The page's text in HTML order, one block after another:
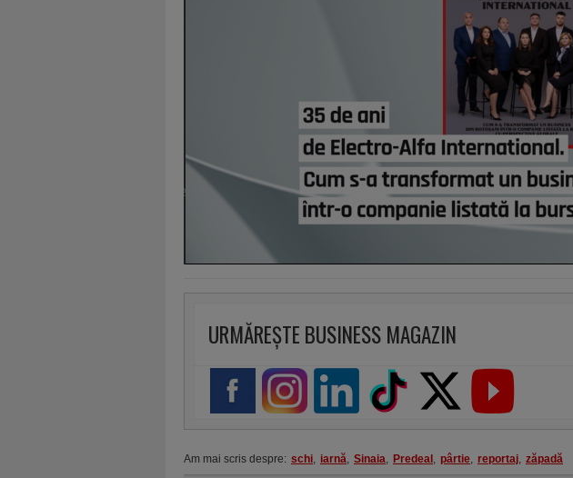
URMĂREȘTE BUSINESS MAGAZIN
Am mai scris despre: schi, iarnă, Sinaia, Predeal , pârtie, reportaj, zăpadă